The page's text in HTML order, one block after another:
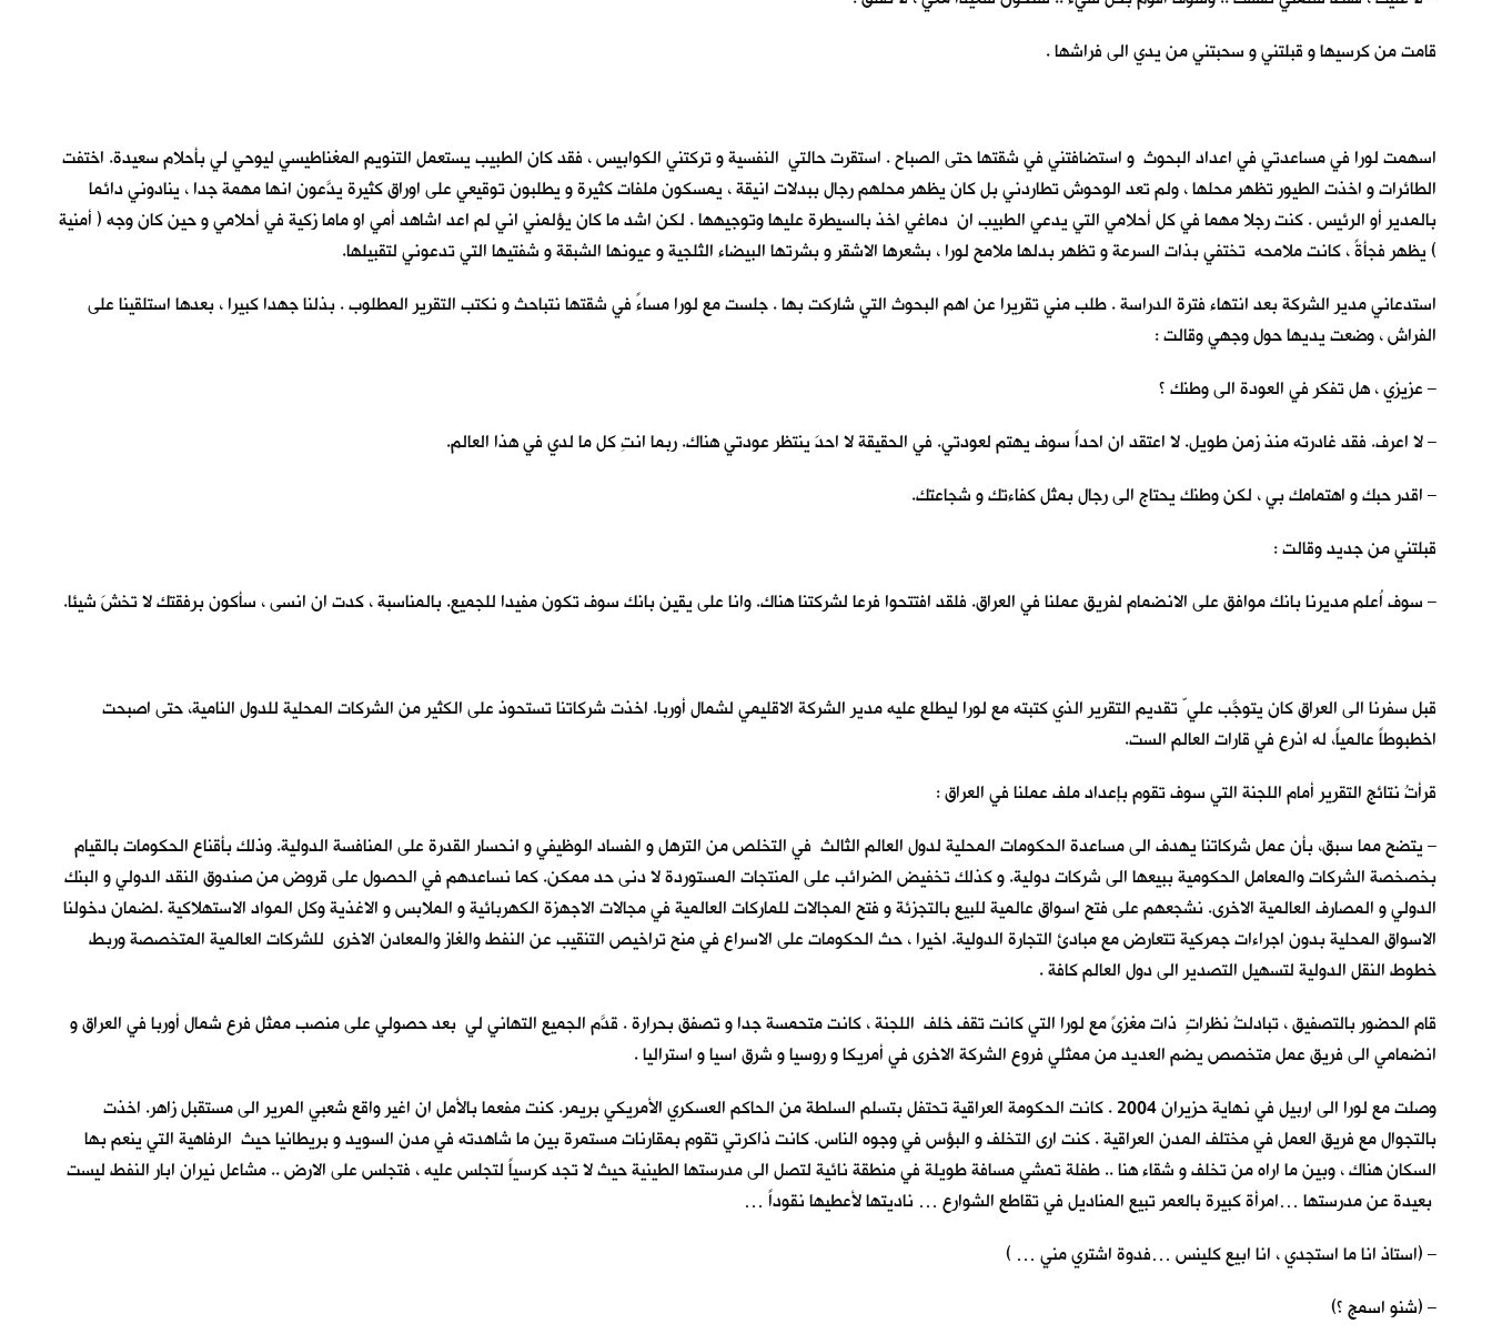
قامت من كرسيها و قبلتني و سحبتني من يدي الى فراشها .
اسهمت لورا في مساعدتي في اعداد البحوث و استضافتني في شقتها حتى الصباح . استقرت حالتي النفسية و تركتني الكوابيس ، فقد كان الطبيب يستعمل التنويم المغناطيسي ليوحي لي بأحلام سعيدة. اختفت
الطائرات و اخذت الطيور تظهر محلها ، ولم تعد الوحوش تطاردني بل كان يظهر محلهم رجال ببدلات انيقة ، يمسكون ملفات كثيرة و يطلبون توقيعي على اوراق كثيرة يدَّعون انها مهمة جدا ، ينادوني دائما
بالمدير أو الرئيس . كنت رجلا مهما في كل أحلامي التي يدعي الطبيب ان دماغي اخذ بالسيطرة عليها وتوجيهها . لكن اشد ما كان يؤلمني اني لم اعد اشاهد أمي او ماما زكية في أحلامي و حين كان وجه ( أمنية
) يظهر فجأةً ، كانت ملامحه تختفي بذات السرعة و تظهر بدلها ملامح لورا ، بشعرها الاشقر و بشرتها البيضاء الثلجية و عيونها الشبقة و شفتيها التي تدعوني لتقبيلها.
استدعاني مدير الشركة بعد انتهاء فترة الدراسة . طلب مني تقريرا عن اهم البحوث التي شاركت بها . جلست مع لورا مساءً في شقتها نتباحث و نكتب التقرير المطلوب . بذلنا جهدا كبيرا ، بعدها استلقينا على
الفراش ، وضعت يديها حول وجهي وقالت :
– عزيزي ، هل تفكر في العودة الى وطنك ؟
– لا اعرف. فقد غادرته منذ زمن طويل. لا اعتقد ان احداً سوف يهتم لعودتي. في الحقيقة لا احدَ ينتظر عودتي هناك. ربما انتِ كل ما لدي في هذا العالم.
– اقدر حبك و اهتمامك بي ، لكن وطنك يحتاج الى رجال بمثل كفاءتك و شجاعتك.
قبلتني من جديد وقالت :
– سوف اُعلم مديرنا بانك موافق على الانضمام لفريق عملنا في العراق. فلقد افتتحوا فرعا لشركتنا هناك. وانا على يقين بانك سوف تكون مفيدا للجميع. بالمناسبة ، كدت ان انسى ، سأكون برفقتك لا تخشَ شيئا.
قبل سفرنا الى العراق كان يتوجَّب علي ّ تقديم التقرير الذي كتبته مع لورا ليطلع عليه مدير الشركة الاقليمي لشمال أوربا. اخذت شركاتنا تستحوذ على الكثير من الشركات المحلية للدول النامية، حتى اصبحت
اخطبوطاً عالمياً، له اذرع في قارات العالم الست.
قرأتُ نتائج التقرير أمام اللجنة التي سوف تقوم بإعداد ملف عملنا في العراق :
– يتضح مما سبق، بأن عمل شركاتنا يهدف الى مساعدة الحكومات المحلية لدول العالم الثالث في التخلص من الترهل و الفساد الوظيفي و انحسار القدرة على المنافسة الدولية. وذلك بأقناع الحكومات بالقيام
بخصخصة الشركات والمعامل الحكومية ببيعها الى شركات دولية. و كذلك تخفيض الضرائب على المنتجات المستوردة لا دنى حد ممكن. كما نساعدهم في الحصول على قروض من صندوق النقد الدولي و البنك
الدولي و المصارف العالمية الاخرى. نشجعهم على فتح اسواق عالمية للبيع بالتجزئة و فتح المجالات للماركات العالمية في مجالات الاجهزة الكهربائية و الملابس و الاغذية وكل المواد الاستهلاكية .لضمان دخولنا
الاسواق المحلية بدون اجراءات جمركية تتعارض مع مبادئ التجارة الدولية. اخيرا ، حث الحكومات على الاسراع في منح تراخيص التنقيب عن النفط والغاز والمعادن الاخرى للشركات العالمية المتخصصة وربط
خطوط النقل الدولية لتسهيل التصدير الى دول العالم كافة .
قام الحضور بالتصفيق ، تبادلتُ نظراتٍ ذات مغزىً مع لورا التي كانت تقف خلف اللجنة ، كانت متحمسة جدا و تصفق بحرارة . قدَّم الجميع التهاني لي بعد حصولي على منصب ممثل فرع شمال أوربا في العراق و
انضمامي الى فريق عمل متخصص يضم العديد من ممثلي فروع الشركة الاخرى في أمريكا و روسيا و شرق اسيا و استراليا .
وصلت مع لورا الى اربيل في نهاية حزيران 2004 . كانت الحكومة العراقية تحتفل بتسلم السلطة من الحاكم العسكري الأمريكي بريمر. كنت مفعما بالأمل ان اغير واقع شعبي المرير الى مستقبل زاهر. اخذت
بالتجوال مع فريق العمل في مختلف المدن العراقية . كنت ارى التخلف و البؤس في وجوه الناس. كانت ذاكرتي تقوم بمقارنات مستمرة بين ما شاهدته في مدن السويد و بريطانيا حيث الرفاهية التي ينعم بها
السكان هناك ، وبين ما اراه من تخلف و شقاء هنا .. طفلة تمشي مسافة طويلة في منطقة نائية لتصل الى مدرستها الطينية حيث لا تجد كرسياً لتجلس عليه ، فتجلس على الارض .. مشاعل نيران ابار النفط ليست
بعيدة عن مدرستها …امرأة كبيرة بالعمر تبيع المناديل في تقاطع الشوارع … ناديتها لأعطيها نقوداً …
– (استاذ انا ما استجدي ، انا ابيع كلينس …فدوة اشتري مني … )
– (شنو اسمج ؟)